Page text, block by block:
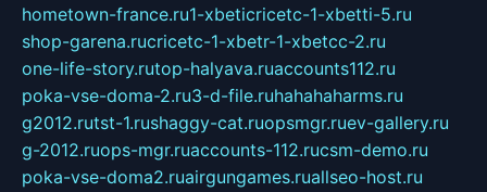
hometown-france.ru1-xbeticricetc-1-xbetti-5.ru
shop-garena.rucricetc-1-xbetr-1-xbetcc-2.ru
one-life-story.rutop-halyava.ruaccounts112.ru
poka-vse-doma-2.ru3-d-file.ruhahahaharms.ru
g2012.rutst-1.rushaggy-cat.ruopsmgr.ruev-gallery.ru
g-2012.ruops-mgr.ruaccounts-112.rucsm-demo.ru
poka-vse-doma2.ruairgungames.ruallseo-host.ru